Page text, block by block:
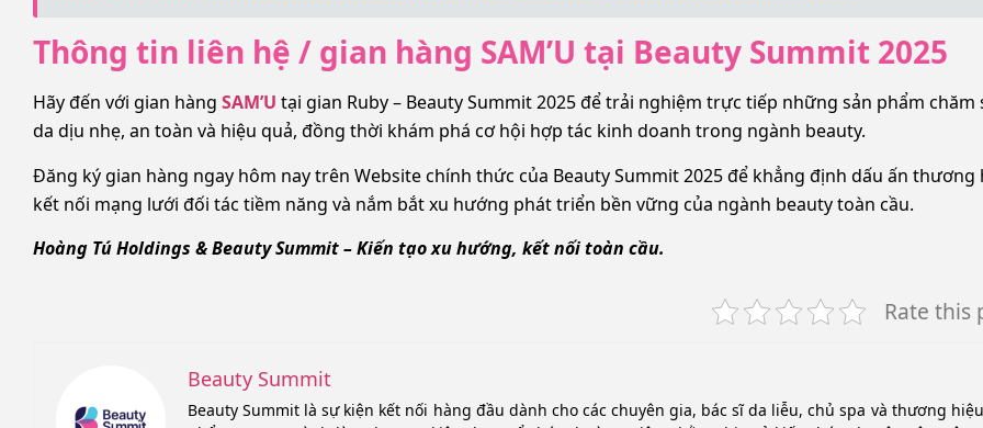
Thông tin liên hệ / gian hàng SAM’U tại Beauty Summit 2025
Hãy đến với gian hàng SAM’U tại gian Ruby – Beauty Summit 2025 để trải nghiệm trực tiếp những sản phẩm chăm
da dịu nhẹ, an toàn và hiệu quả, đồng thời khám phá cơ hội hợp tác kinh doanh trong ngành beauty.
Đăng ký gian hàng ngay hôm nay trên Website chính thức của Beauty Summit 2025 để khẳng định dấu ấn thương
kết nối mạng lưới đối tác tiềm năng và nắm bắt xu hướng phát triển bền vững của ngành beauty toàn cầu.
Hoàng Tú Holdings & Beauty Summit – Kiến tạo xu hướng, kết nối toàn cầu.
Rate this
Beauty Summit
Beauty Summit là sự kiện kết nối hàng đầu dành cho các chuyên gia, bác sĩ da liễu, chủ spa và thương